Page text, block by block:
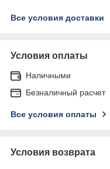
Все условия доставки
Условия оплаты
Наличными
Безналичный расчет
Все условия оплаты
Условия возврата